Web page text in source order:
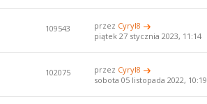
109543 przez Cyryl8
piątek 27 stycznia 2023, 11:14
102075 przez Cyryl8
sobota 05 listopada 2022, 10:19